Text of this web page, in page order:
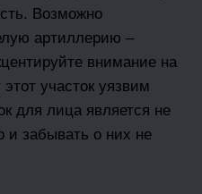
Возможно
артиллерию –
внимание на
этот участок уязвим
для лица является не
и забывать о них не